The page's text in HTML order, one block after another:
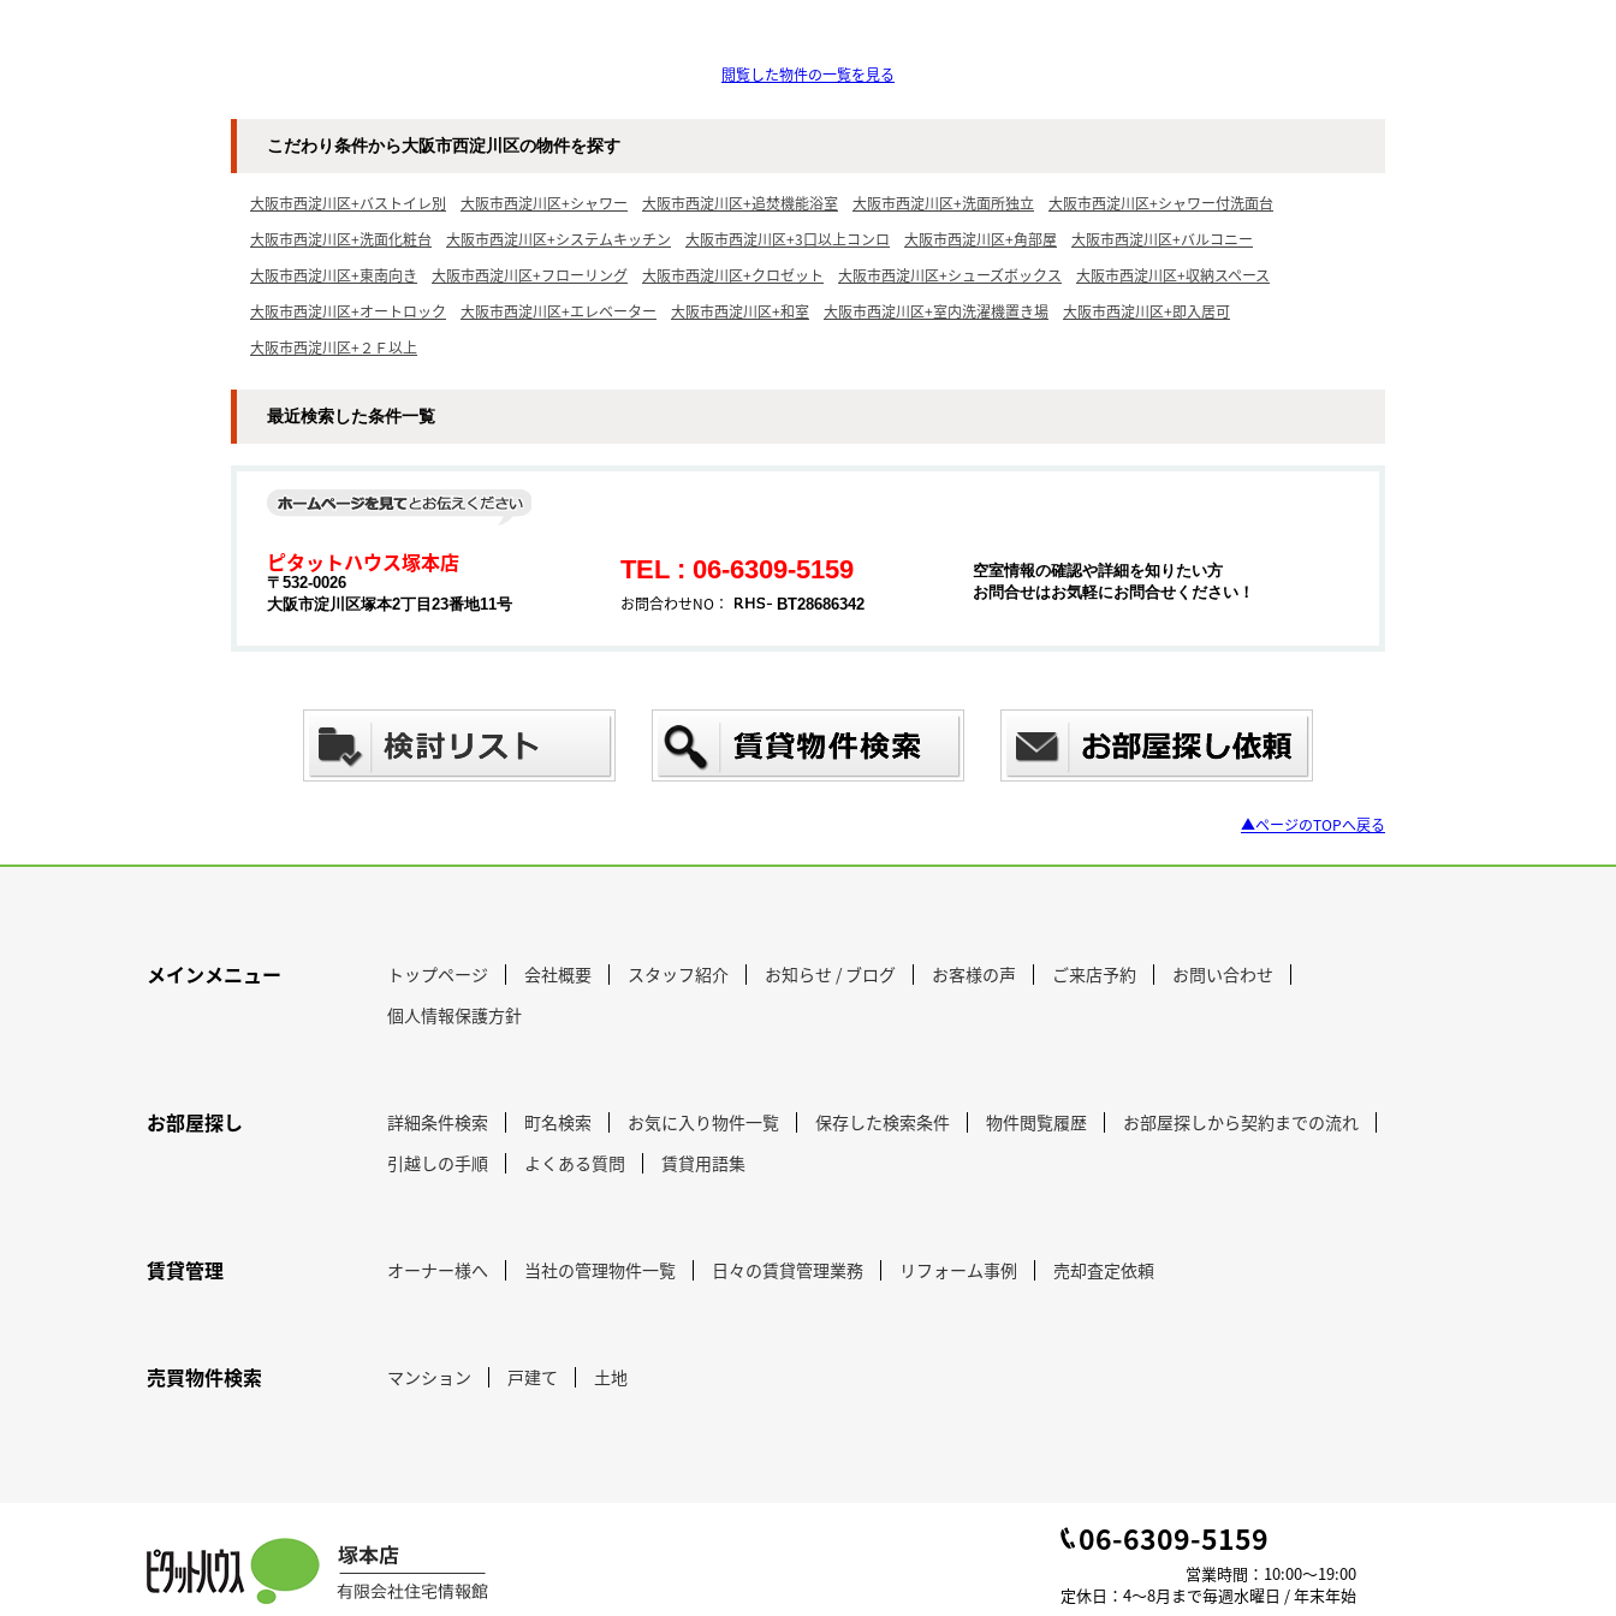
閲覧した物件の一覧を見る
こだわり条件から大阪市西淀川区の物件を探す
大阪市西淀川区+バストイレ別 大阪市西淀川区+シャワー 大阪市西淀川区+追焚機能浴室 大阪市西淀川区+洗面所独立
大阪市西淀川区+シャワー付洗面台
大阪市西淀川区+洗面化粧台
大阪市西淀川区+システムキッチン 大阪市西淀川区+3口以上コンロ 大阪市西淀川区+角部屋
大阪市西淀川区+バルコニー
大阪市西淀川区+東南向き
大阪市西淀川区+フローリング 大阪市西淀川区+クロゼット 大阪市西淀川区+シューズボックス
大阪市西淀川区+収納スペース
大阪市西淀川区+オートロック
大阪市西淀川区+エレベーター 大阪市西淀川区+和室 大阪市西淀川区+室内洗濯機置き場
大阪市西淀川区+即入居可
大阪市西淀川区+２Ｆ以上
最近検索した条件一覧
ピタットハウス塚本店
〒532-0026
大阪市淀川区塚本2丁目23番地11号
TEL : 06-6309-5159
お問合わせNO： BT28686342
空室情報の確認や詳細を知りたい方
お問合せはお気軽にお問合せください！
▲ページのTOPへ戻る
メインメニュー トップページ 会社概要 スタッフ紹介 お知らせ / ブログ お客様の声 ご来店予約
お問い合わせ
個人情報保護方針
お部屋探し 詳細条件検索 町名検索 お気に入り物件一覧 保存した検索条件 物件閲覧履歴
お部屋探しから契約までの流れ
引越しの手順
よくある質問 賃貸用語集
賃貸管理 オーナー様へ 当社の管理物件一覧 日々の賃貸管理業務 リフォーム事例 売却査定依頼
売買物件検索 マンション 戸建て 土地
06-6309-5159
営業時間：10:00～19:00
定休日：4～8月まで毎週水曜日 / 年末年始